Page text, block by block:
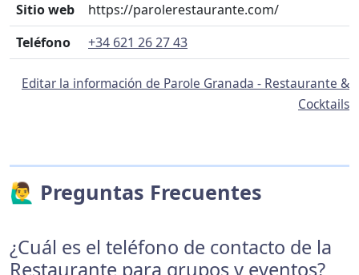
Sitio web
https://parolerestaurante.com/
Teléfono
+34 621 26 27 43
Editar la información de Parole Granada - Restaurante &
Cocktails
🙋‍♂️ Preguntas Frecuentes
¿Cuál es el teléfono de contacto de la
Restaurante para grupos y eventos?